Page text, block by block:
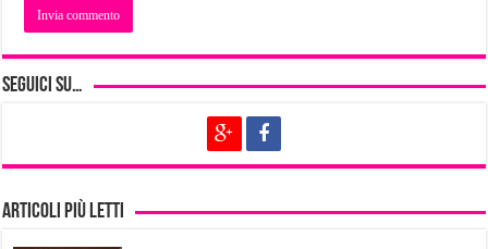
Seguici su…
Articoli più letti